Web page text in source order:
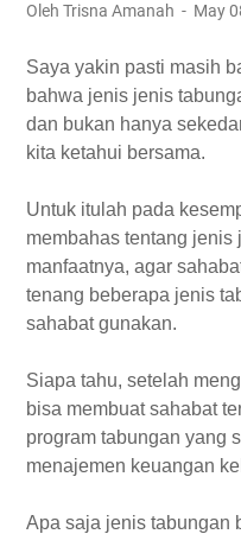
Oleh Trisna Amanah May
Saya yakin pasti masih
bahwa jenis jenis
dan bukan hanya
kita ketahui bersama.
Untuk itulah pada
membahas tentang
manfaatnya, agar
tenang beberapa jenis
sahabat gunakan.
Siapa tahu, setelah
bisa membuat sahabat
program tabungan yang
menajemen keuangan
Apa saja jenis tabungan